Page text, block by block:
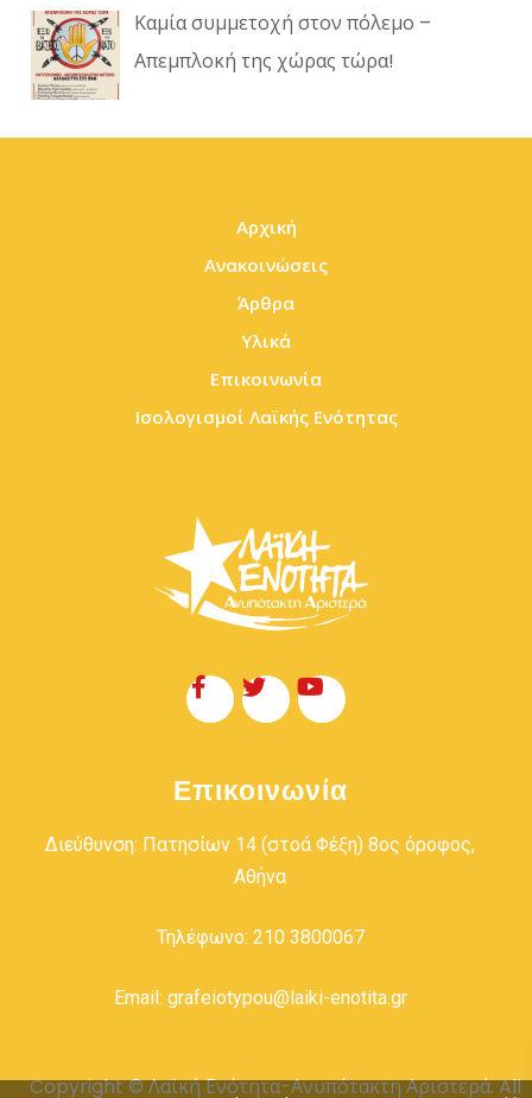
Καμία συμμετοχή στον πόλεμο –
Απεμπλοκή της χώρας τώρα!
Αρχική
Ανακοινώσεις
Άρθρα
Υλικά
Επικοινωνία
Ισολογισμοί Λαϊκής Ενότητας
Επικοινωνία
Διεύθυνση: Πατησίων 14 (στοά Φέξη) 8ος όροφος,
Αθήνα
Τηλέφωνο: 210 3800067
Email: grafeiotypou@laiki-enotita.gr
Copyright © Λαϊκή Ενότητα-Ανυπότακτη Αριστερά. All